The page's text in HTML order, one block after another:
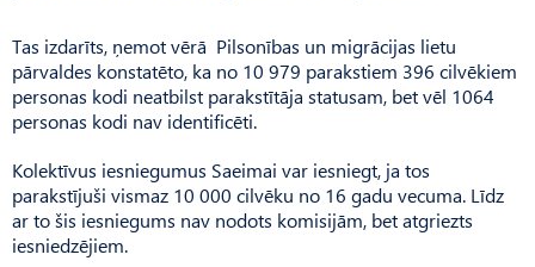
Tas izdarīts, ņemot vērā Pilsonības un migrācijas lietu
pārvaldes konstatēto, ka no 10 979 parakstiem 396 cilvēkiem
personas kodi neatbilst parakstītāja statusam, bet vēl 1064
personas kodi nav identificēti.
Kolektīvus iesniegumus Saeimai var iesniegt, ja tos
parakstījuši vismaz 10 000 cilvēku no 16 gadu vecuma. Līdz
ar to šis iesniegums nav nodots komisijām, bet atgriezts
iesniedzējiem.